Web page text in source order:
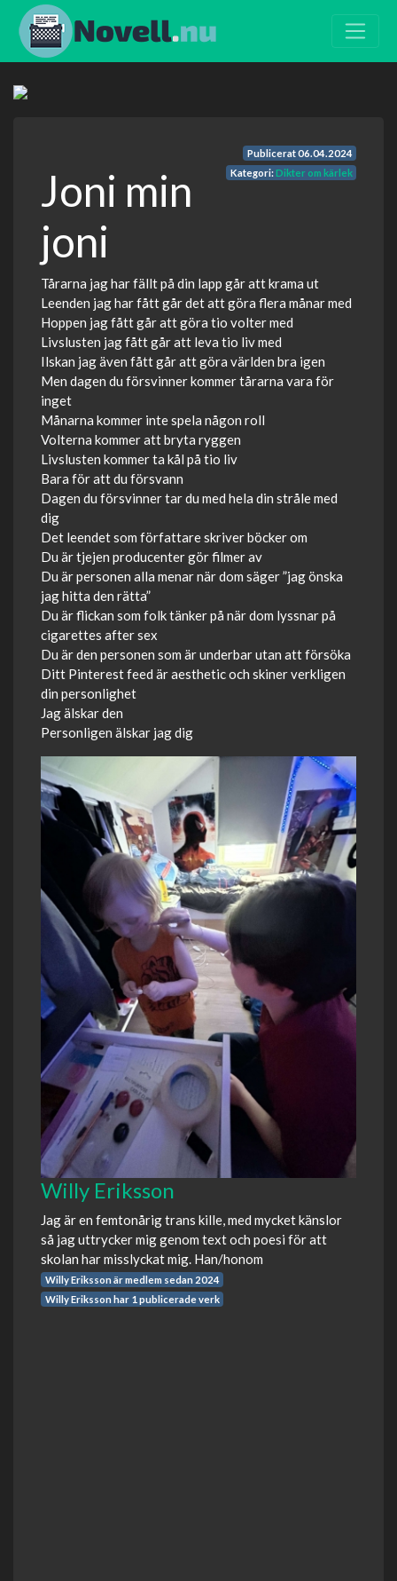
Publicerat06.04.2024
Kategori:Dikter om kärlek
Joni min
joni
Tårarna jag har fällt på din lapp går att krama ut
Leenden jag har fått går det att göra flera månar med
Hoppen jag fått går att göra tio volter med
Livslusten jag fått går att leva tio liv med
Ilskan jag även fått går att göra världen bra igen
Men dagen du försvinner kommer tårarna vara för
inget
Månarna kommer inte spela någon roll
Volterna kommer att bryta ryggen
Livslusten kommer ta kål på tio liv
Bara för att du försvann
Dagen du försvinner tar du med hela din stråle med
dig
Det leendet som författare skriver böcker om
Du är tjejen producenter gör filmer av
Du är personen alla menar när dom säger ”jag önska
jag hitta den rätta”
Du är flickan som folk tänker på när dom lyssnar på
cigarettes after sex
Du är den personen som är underbar utan att försöka
Ditt Pinterest feed är aesthetic och skiner verkligen
din personlighet
Jag älskar den
Personligen älskar jag dig
Willy Eriksson
Jag är en femtonårig trans kille, med mycket känslor
så jag uttrycker mig genom text och poesi för att
skolan har misslyckat mig. Han/honom
Willy Eriksson är medlem sedan 2024
Willy Eriksson har 1 publicerade verk